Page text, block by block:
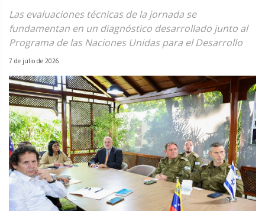
Las evaluaciones técnicas de la jornada se
fundamentan en un diagnóstico desarrollado junto al
Programa de las Naciones Unidas para el Desarrollo
7 de julio de 2026